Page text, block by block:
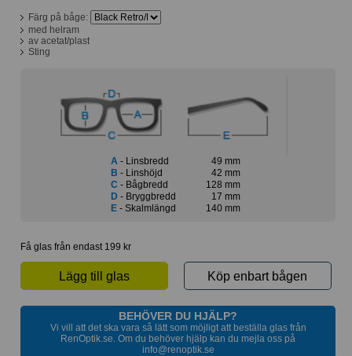
Färg på båge:
med helram
av acetat/plast
Sting
A - Linsbredd
49 mm
B - Linshöjd
42 mm
C - Bågbredd
128 mm
D - Bryggbredd
17 mm
E- Skalmlängd 140 mm
Få glas från endast 199 kr
Lägg till glas Köp enbart bågen
BEHÖVER DU HJÄLP?
Vi vill att det ska vara så lätt som möjligt att beställa glas från
RenOptik.se. Om du behöver hjälp kan du mejla oss på
info@renoptik.se